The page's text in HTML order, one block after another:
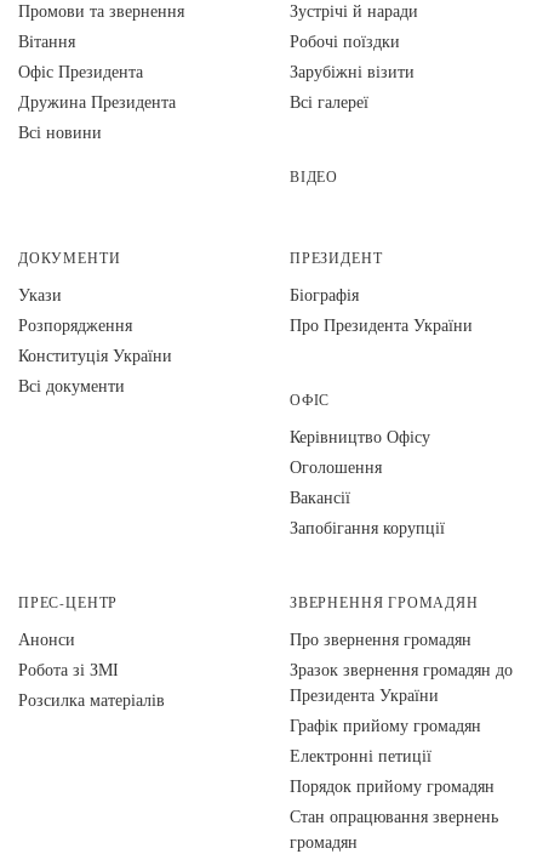
Промови та звернення
Вiтання
Офіс Президента
Дружина Президента
Всі новини
Зустрічі й наради
Робочі поїздки
Зарубіжні візити
Всі галереї
ВІДЕО
ДОКУМЕНТИ
Укази
Розпорядження
Конституція України
Всі документи
ПРЕЗИДЕНТ
Біографія
Про Президента України
ОФІС
Керівництво Офісу
Оголошення
Вакансії
Запобігання корупції
ПРЕС-ЦЕНТР
Анонси
Робота зі ЗМІ
Розсилка матеріалів
ЗВЕРНЕННЯ ГРОМАДЯН
Про звернення громадян
Зразок звернення громадян до
Президента України
Графік прийому громадян
Електронні петиції
Порядок прийому громадян
Стан опрацювання звернень
громадян